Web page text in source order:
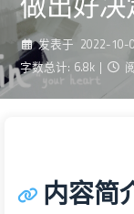
发表于 2022-10-
字数总计: 6.8k |
内容简